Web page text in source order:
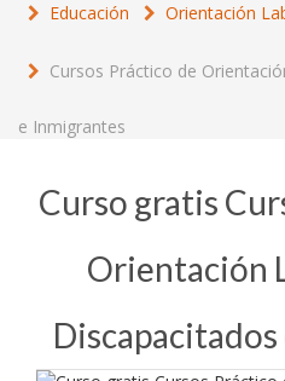
Educación Orientación
Cursos Práctico de
e Inmigrantes
Curso gratis
Orientación